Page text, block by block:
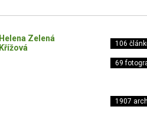
Helena Zelená
Křížová
106
69
1907